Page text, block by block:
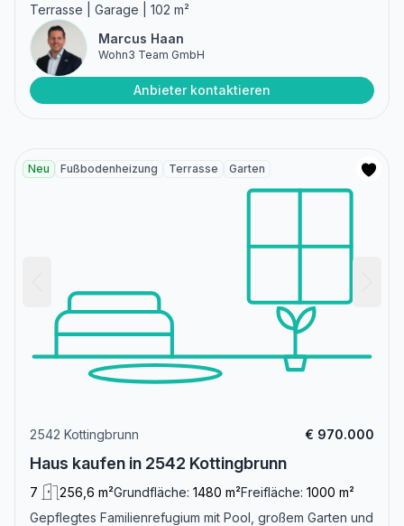
Terrasse | Garage | 102 m²
Marcus Haan
Wohn3 Team GmbH
Anbieter kontaktieren
Neu Fußbodenheizung Terrasse Garten
2542 Kottingbrunn € 970.000
Haus kaufen in 2542 Kottingbrunn
7 256,6 m²Grundfläche: 1480 m²Freifläche: 1000 m²
Gepflegtes Familienrefugium mit Pool, großem Garten und